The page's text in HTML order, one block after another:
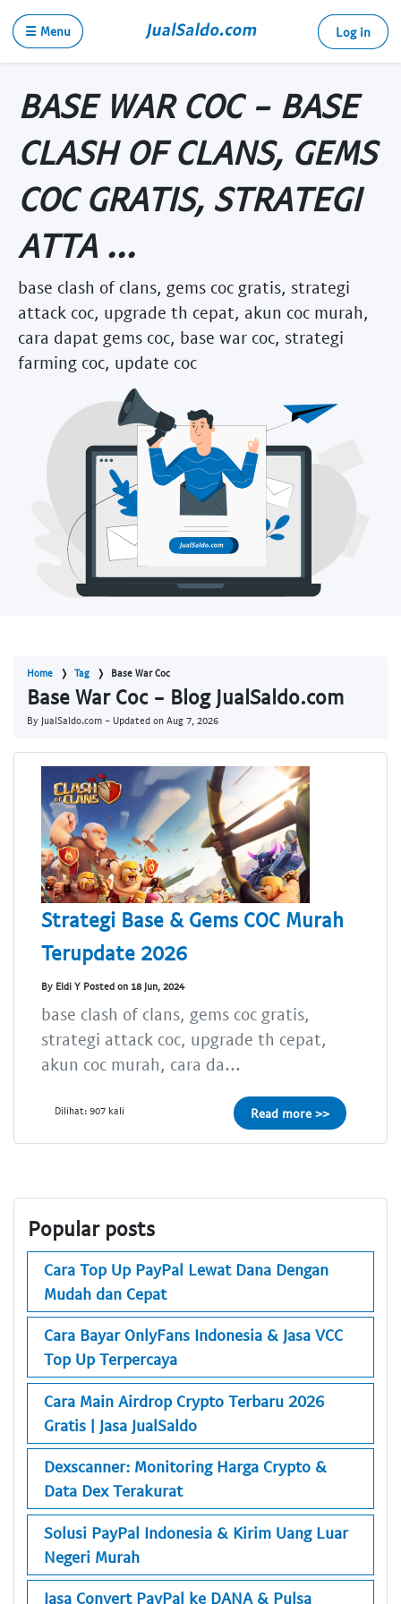
☰ Menu Log in
BASE WAR COC - BASE
CLASH OF CLANS, GEMS
COC GRATIS, STRATEGI
ATTA ...
base clash of clans, gems coc gratis, strategi
attack coc, upgrade th cepat, akun coc murah,
cara dapat gems coc, base war coc, strategi
farming coc, update coc
Home Tag Base War Coc
Base War Coc - Blog JualSaldo.com
By JualSaldo.com - Updated on Aug 7, 2026
Strategi Base & Gems COC Murah
Terupdate 2026
By Eldi Y Posted on 18 Jun, 2024
base clash of clans, gems coc gratis,
strategi attack coc, upgrade th cepat,
akun coc murah, cara da...
Dilihat: 907 kali Read more >>
Popular posts
Cara Top Up PayPal Lewat Dana Dengan
Mudah dan Cepat
Cara Bayar OnlyFans Indonesia & Jasa VCC
Top Up Terpercaya
Cara Main Airdrop Crypto Terbaru 2026
Gratis | Jasa JualSaldo
Dexscanner: Monitoring Harga Crypto &
Data Dex Terakurat
Solusi PayPal Indonesia & Kirim Uang Luar
Negeri Murah
Jasa Convert PayPal ke DANA & Pulsa